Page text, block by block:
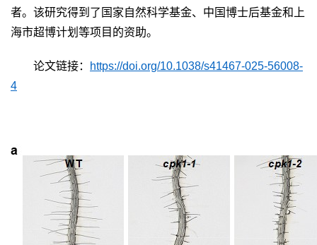
者。该研究得到了国家自然科学基金、中国博士后基金和上
海市超博计划等项目的资助。
论文链接：
https://doi.org/10.1038/s41467-025-56008-
4